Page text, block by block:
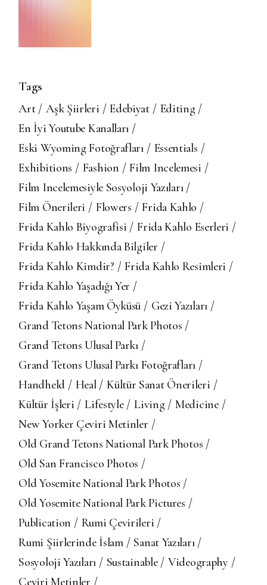
Tags
Art Aşk Şiirleri Edebiyat
Editing
En İyi Youtube Kanalları
Eski Wyoming Fotoğrafları
Essentials
Exhibitions
Fashion
Film Incelemesi
Film Incelemesiyle Sosyoloji Yazıları
Film Önerileri
Flowers
Frida Kahlo
Frida Kahlo Biyografisi
Frida Kahlo Eserleri
Frida Kahlo Hakkında Bilgiler
Frida Kahlo Kimdir?
Frida Kahlo Resimleri
Frida Kahlo Yaşadığı Yer
Frida Kahlo Yaşam Öyküsü
Gezi Yazıları
Grand Tetons National Park Photos
Grand Tetons Ulusal Parkı
Grand Tetons Ulusal Parkı Fotoğrafları
Handheld
Heal
Kültür Sanat Önerileri
Kültür İşleri
Lifestyle Living
Medicine
New Yorker Çeviri Metinler
Old Grand Tetons National Park Photos
Old San Francisco Photos
Old Yosemite National Park Photos
Old Yosemite National Park Pictures
Publication
Rumi Çevirileri
Rumi Şiirlerinde İslam
Sanat Yazıları
Sosyoloji Yazıları
Sustainable
Videography